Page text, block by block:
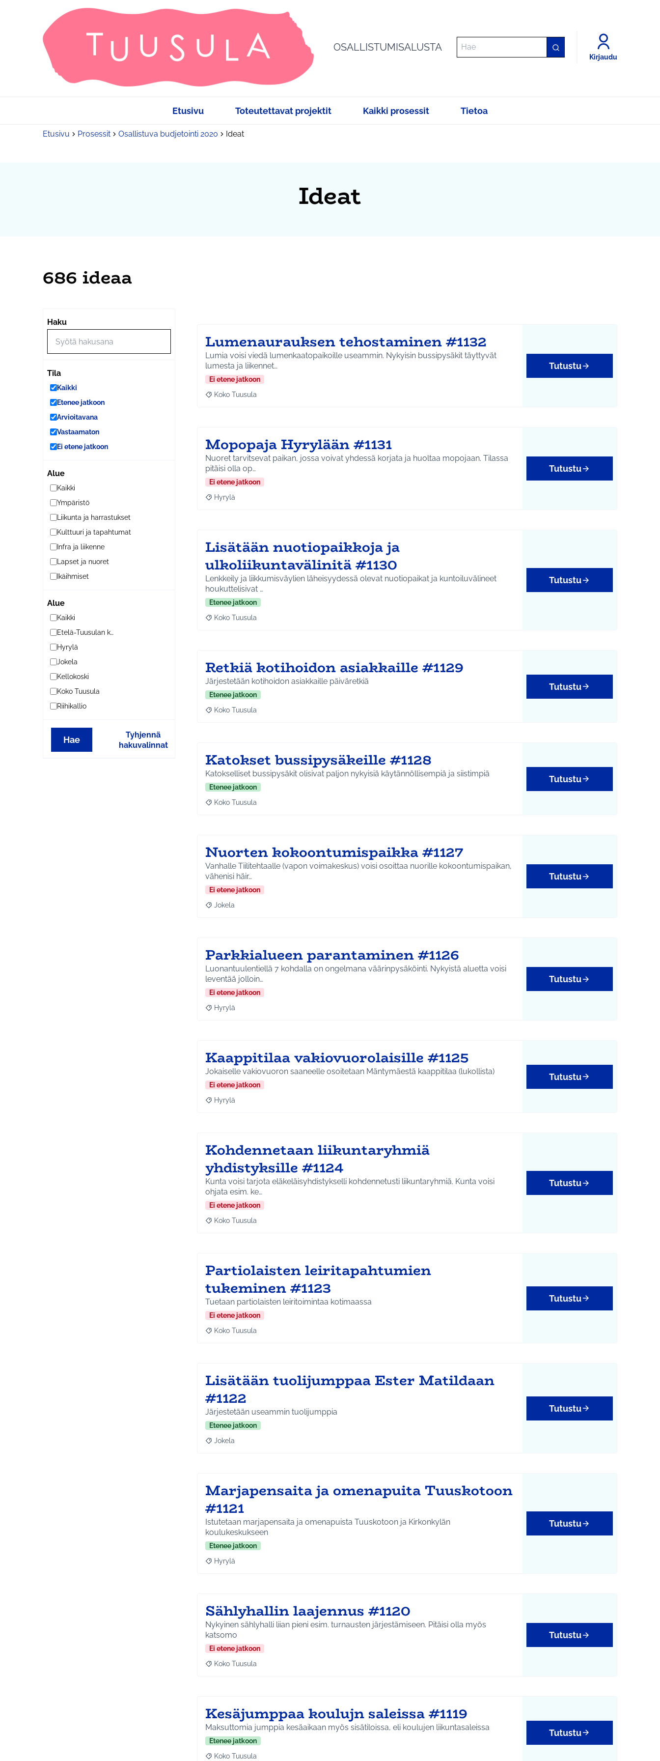
OSALLISTUMISALUSTA
Kirjaudu
Etusivu Toteutettavat projektit Kaikki prosessit Tietoa
Etusivu Prosessit Osallistuva budjetointi 2020 Ideat
Ideat
686 ideaa
Haku
Tila
Kaikki
Etenee jatkoon
Arvioitavana
Vastaamaton
Ei etene jatkoon
Alue
Kaikki
Ympäristö
Liikunta ja harrastukset
Kulttuuri ja tapahtumat
Infra ja liikenne
Lapset ja nuoret
Ikäihmiset
Alue
Kaikki
Etelä-Tuusulan kylät
Hyrylä
Jokela
Kellokoski
Koko Tuusula
Riihikallio
Hae
Tyhjennä
hakuvalinnat
−
Lumenaurauksen tehostaminen #1132
Lumia voisi viedä lumenkaatopaikoille useammin. Nykyisin bussipysäkit täyttyvät
lumesta ja liikennet…
Ei etene jatkoon
Rajaa tulokset aihepiirin mukaan: Koko Tuusula
Koko Tuusula
Tutustu
Mopopaja Hyrylään #1131
Nuoret tarvitsevat paikan, jossa voivat yhdessä korjata ja huoltaa mopojaan. Tilassa
pitäisi olla op…
Ei etene jatkoon
Rajaa tulokset aihepiirin mukaan: Hyrylä
Hyrylä
Tutustu
Lisätään nuotiopaikkoja ja
ulkoliikuntavälinitä #1130
Lenkkeily ja liikkumisväylien läheisyydessä olevat nuotiopaikat ja kuntoiluvälineet
houkuttelisivat …
Etenee jatkoon
Rajaa tulokset aihepiirin mukaan: Koko Tuusula
Koko Tuusula
Tutustu
Retkiä kotihoidon asiakkaille #1129
Järjestetään kotihoidon asiakkaille päiväretkiä
Etenee jatkoon
Rajaa tulokset aihepiirin mukaan: Koko Tuusula
Koko Tuusula
Tutustu
Katokset bussipysäkeille #1128
Katokselliset bussipysäkit olisivat paljon nykyisiä käytännöllisempiä ja siistimpiä
Etenee jatkoon
Rajaa tulokset aihepiirin mukaan: Koko Tuusula
Koko Tuusula
Tutustu
Nuorten kokoontumispaikka #1127
Vanhalle Tiilitehtaalle (vapon voimakeskus) voisi osoittaa nuorille kokoontumispaikan,
vähenisi häir…
Ei etene jatkoon
Rajaa tulokset aihepiirin mukaan: Jokela
Jokela
Tutustu
Parkkialueen parantaminen #1126
Luonantuulentiellä 7 kohdalla on ongelmana väärinpysäköinti. Nykyistä aluetta voisi
leventää jolloin…
Ei etene jatkoon
Rajaa tulokset aihepiirin mukaan: Hyrylä
Hyrylä
Tutustu
Kaappitilaa vakiovuorolaisille #1125
Jokaiselle vakiovuoron saaneelle osoitetaan Mäntymäestä kaappitilaa (lukollista)
Ei etene jatkoon
Rajaa tulokset aihepiirin mukaan: Hyrylä
Hyrylä
Tutustu
Kohdennetaan liikuntaryhmiä
yhdistyksille #1124
Kunta voisi tarjota eläkeläisyhdistykselli kohdennetusti liikuntaryhmiä. Kunta voisi
ohjata esim. ke…
Ei etene jatkoon
Rajaa tulokset aihepiirin mukaan: Koko Tuusula
Koko Tuusula
Tutustu
Partiolaisten leiritapahtumien
tukeminen #1123
Tuetaan partiolaisten leiritoimintaa kotimaassa
Ei etene jatkoon
Rajaa tulokset aihepiirin mukaan: Koko Tuusula
Koko Tuusula
Tutustu
Lisätään tuolijumppaa Ester Matildaan
#1122
Järjestetään useammin tuolijumppia
Etenee jatkoon
Rajaa tulokset aihepiirin mukaan: Jokela
Jokela
Tutustu
Marjapensaita ja omenapuita Tuuskotoon
#1121
Istutetaan marjapensaita ja omenapuista Tuuskotoon ja Kirkonkylän
koulukeskukseen
Etenee jatkoon
Rajaa tulokset aihepiirin mukaan: Hyrylä
Hyrylä
Tutustu
Sählyhallin laajennus #1120
Nykyinen sählyhalli liian pieni esim. turnausten järjestämiseen. Pitäisi olla myös
katsomo
Ei etene jatkoon
Rajaa tulokset aihepiirin mukaan: Koko Tuusula
Koko Tuusula
Tutustu
Kesäjumppaa koulujn saleissa #1119
Maksuttomia jumppia kesäaikaan myös sisätiloissa, eli koulujen liikuntasaleissa
Etenee jatkoon
Koko Tuusula
Tutustu